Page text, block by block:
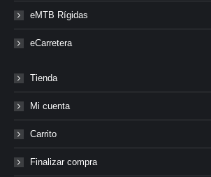
eMTB Rígidas
eCarretera
Tienda
Mi cuenta
Carrito
Finalizar compra